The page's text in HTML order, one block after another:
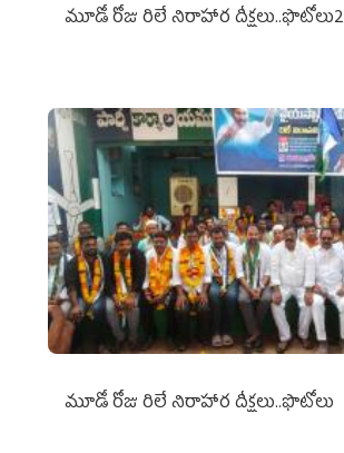
మూడో రోజు రిలే నిరాహార దీక్షలు..ఫొటోలు2
మూడో రోజు రిలే నిరాహార దీక్షలు..ఫొటోలు